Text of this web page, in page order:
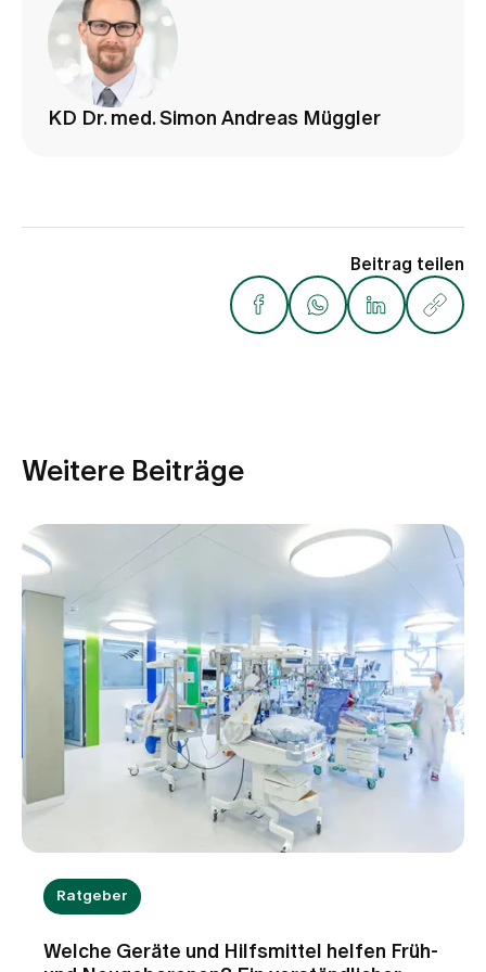
KD Dr. med. Simon Andreas Müggler
Beitrag teilen
Weitere Beiträge
Ratgeber
Welche Geräte und Hilfsmittel helfen Früh-